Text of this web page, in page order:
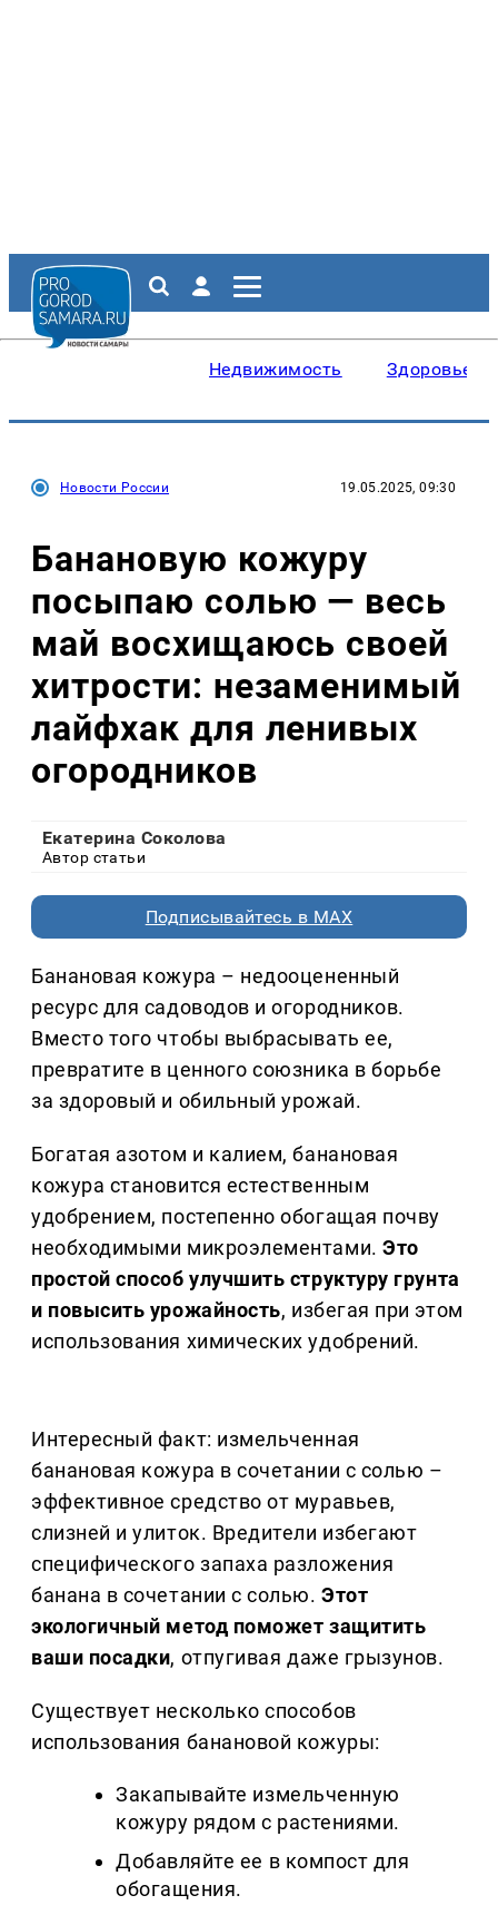
Недвижимость Здоровье
Новости России 19.05.2025, 09:30
Банановую кожуру
посыпаю солью — весь
май восхищаюсь своей
хитрости: незаменимый
лайфхак для ленивых
огородников
Екатерина Соколова
Автор статьи
Подписывайтесь в MAX
Банановая кожура – недооцененный
ресурс для садоводов и огородников.
Вместо того чтобы выбрасывать ее,
превратите в ценного союзника в борьбе
за здоровый и обильный урожай.
Богатая азотом и калием, банановая
кожура становится естественным
удобрением, постепенно обогащая почву
необходимыми микроэлементами.Это
простой способ улучшить структуру грунта
и повысить урожайность, избегая при этом
использования химических удобрений.
Интересный факт: измельченная
банановая кожура в сочетании с солью –
эффективное средство от муравьев,
слизней и улиток. Вредители избегают
специфического запаха разложения
банана в сочетании с солью.Этот
экологичный метод поможет защитить
ваши посадки, отпугивая даже грызунов.
Существует несколько способов
использования банановой кожуры:
Закапывайте измельченную
кожуру рядом с растениями.
Добавляйте ее в компост для
обогащения.